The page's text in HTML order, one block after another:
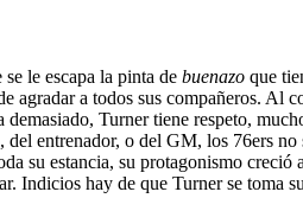
le escapa la pinta de buenazo que
agradar a todos sus compañeros. Al
Turner tiene respeto,
del entrenador, o del GM, los 76ers
su estancia, su protagonismo
Indicios hay de que Turner se toma